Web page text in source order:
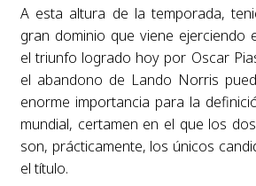
A esta altura de la temporada,
gran dominio que viene ejerciendo
el triunfo logrado hoy por Oscar
el abandono de Lando Norris
enorme importancia para la
mundial, certamen en el que los
son, prácticamente, los únicos
el título.